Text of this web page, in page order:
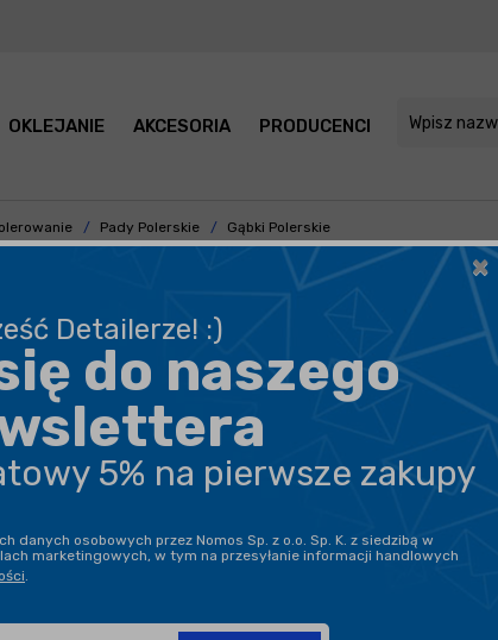
OKLEJANIE AKCESORIA PRODUCENCI PROMOCJE
Pady Polerskie
Gąbki Polerskie
- gąbka na wkrętarkę do polerowania felg, lakieru, trudno
Polerska– gąbka na wkrętarkę do
lakieru, trudno dostępnych miejsc.
DOSTAWA OD 199,90 ZŁ
Producent:
70mm z
gąbka
trudno
41,29
×
Detailerze! :)
do naszego
5% na pierwsze zakupy
danych osobowych przez Nomos Sp. z o.o. Sp. K. z siedzibą w
marketingowych, w tym na przesyłanie informacji handlowych